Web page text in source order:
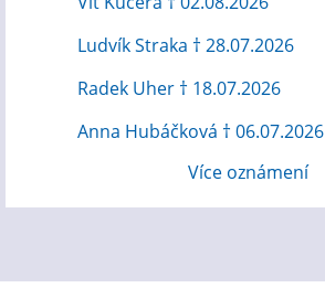
Ludvík Straka † 28.07.2026
Radek Uher † 18.07.2026
Anna Hubáčková † 06.07.2026
Více oznámení